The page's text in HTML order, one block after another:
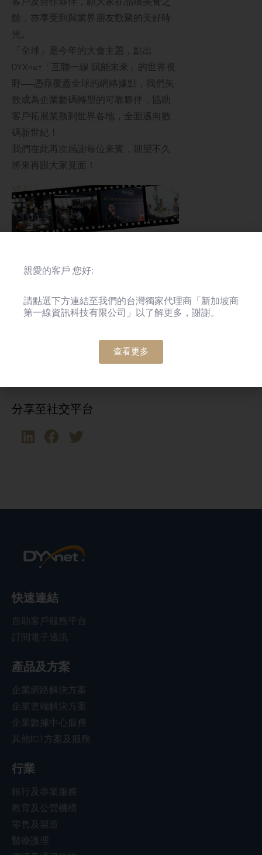
餘，亦享受到與業界朋友歡聚的美好時
光。
「全球」是今年的大會主題，點出
DYXnet「互聯一線 賦能未來」的世界視
野——憑藉覆蓋全球的網絡據點，我們矢
致成為企業數碼轉型的可靠夥伴，協助
客戶拓展業務到世界各地，全面邁向數
碼新世紀！
我們在此再次感謝每位來賓，期望不久
將來再跟大家見面！
分享至社交平台
快速連結
自助客戶服務平台
訂閱電子通訊
產品及方案
企業網路解決方案
企業雲端解決方案
企業數據中心服務
其他ICT方案及服務
行業
銀行及專業服務
教育及公營機構
零售及製造
醫療護理
親愛的客戶 您好:
請點選下方連結至我們的台灣獨家代理商「新加坡商
第一線資訊科技有限公司」以了解更多，謝謝。
查看更多